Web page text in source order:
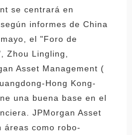
se centrará en
informes de China
el "Foro de
Zhou Lingling,
Asset Management (
Hong Kong-
una buena base en el
JPMorgan Asset
áreas como robo-